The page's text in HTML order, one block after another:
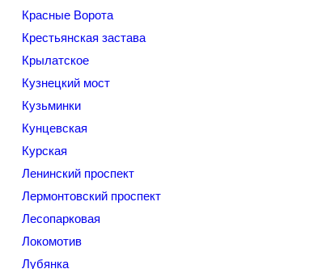
Красные Ворота
Крестьянская застава
Крылатское
Кузнецкий мост
Кузьминки
Кунцевская
Курская
Ленинский проспект
Лермонтовский проспект
Лесопарковая
Локомотив
Лубянка